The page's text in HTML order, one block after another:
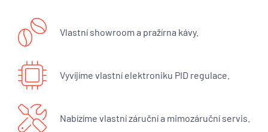
Vlastní showroom a pražírna kávy.
Vyvíjíme vlastní elektroniku PID regulace.
Nabízíme vlastní záruční a mimozáruční servis.